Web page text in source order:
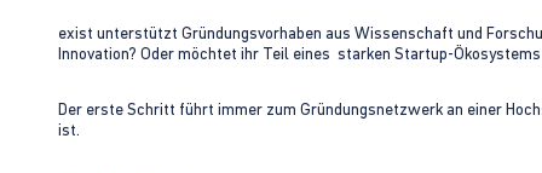
exist unterstützt Gründungsvorhaben aus Wissenschaft und
Innovation? Oder möchtet ihr Teil eines starken Startup-
Der erste Schritt führt immer zum Gründungsnetzwerk an einer
ist.